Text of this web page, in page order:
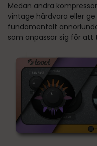
Medan andra
vintage hårdvara eller
fundamentalt
som anpassar sig för att